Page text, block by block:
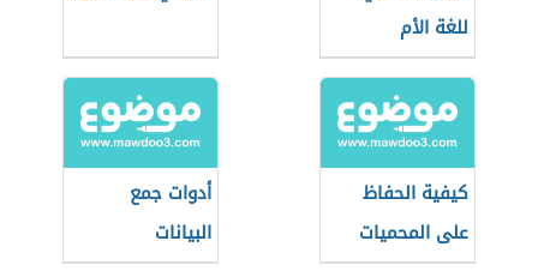
للغة الأم
كيفية الحفاظ
على المحميات
أدوات جمع
البيانات